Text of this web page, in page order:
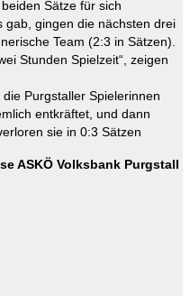
Sätze für sich
gab, gingen die nächsten drei
Team (2:3 in Sätzen).
Stunden Spielzeit“, zeigen
Purgstaller Spielerinnen
entkräftet, und dann
sie in 0:3 Sätzen
ASKÖ Volksbank Purgstall